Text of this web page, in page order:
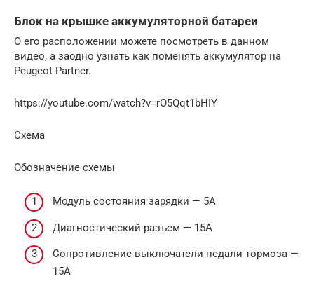
Блок на крышке аккумуляторной батареи
О его расположении можете посмотреть в данном
видео, а заодно узнать как поменять аккумулятор на
Peugeot Partner.
https://youtube.com/watch?v=rO5Qqt1bHIY
Схема
Обозначение схемы
Модуль состояния зарядки — 5А
Диагностический разъем — 15А
Сопротивление выключатели педали тормоза —
15А